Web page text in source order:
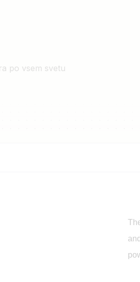
po vsem svetu